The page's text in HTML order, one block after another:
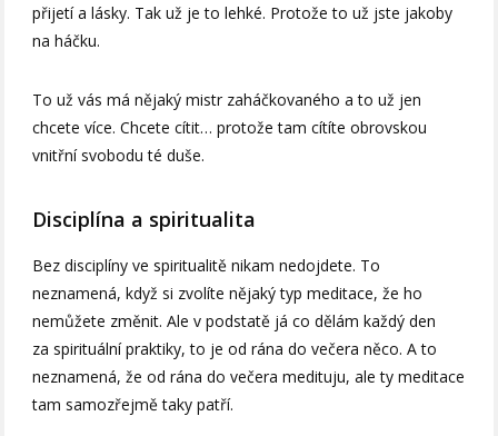
přijetí a lásky. Tak už je to lehké. Protože to už jste jakoby
na háčku.
To už vás má nějaký mistr zaháčkovaného a to už jen
chcete více. Chcete cítit… protože tam cítíte obrovskou
vnitřní svobodu té duše.
Disciplína a spiritualita
Bez disciplíny ve spiritualitě nikam nedojdete. To
neznamená, když si zvolíte nějaký typ meditace, že ho
nemůžete změnit. Ale v podstatě já co dělám každý den
za spirituální praktiky, to je od rána do večera něco. A to
neznamená, že od rána do večera medituju, ale ty meditace
tam samozřejmě taky patří.